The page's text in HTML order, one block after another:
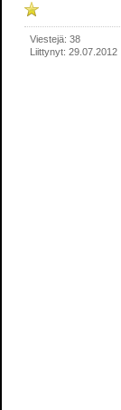
Viestejä: 38
Liittynyt: 29.07.2012